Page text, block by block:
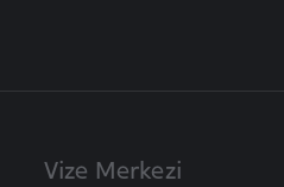
Vize Merkezi